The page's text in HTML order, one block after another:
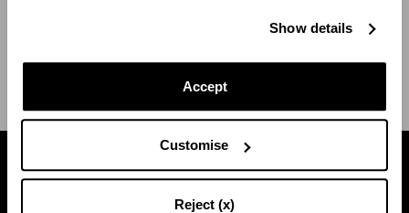
Show details
Accept
Customise
Reject (x)
Busca una boutique cerca de usted